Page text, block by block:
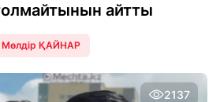
айтты
Мөлдір ҚАЙНАР
2137